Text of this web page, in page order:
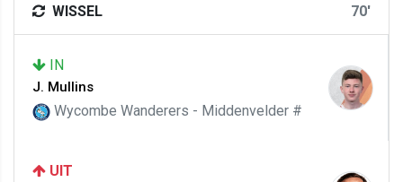
WISSEL 70'
IN
J. Mullins
Wycombe Wanderers - Middenvelder #
UIT